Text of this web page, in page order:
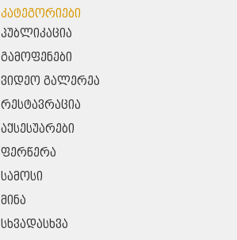
ᲙᲐᲢᲔᲒᲝᲠᲘᲔᲑᲘ
ᲞᲣᲑᲚᲘᲙᲐᲪᲘᲐ
ᲒᲐᲛᲝᲤᲔᲜᲔᲑᲘ
ᲕᲘᲓᲔᲝ ᲒᲐᲚᲔᲠᲔᲐ
ᲠᲔᲡᲢᲐᲕᲠᲐᲪᲘᲐ
ᲐᲥᲡᲔᲡᲣᲐᲠᲔᲑᲘ
ᲤᲔᲠᲬᲔᲠᲐ
ᲡᲐᲛᲝᲡᲘ
ᲛᲘᲜᲐ
ᲡᲮᲕᲐᲓᲐᲡᲮᲕᲐ